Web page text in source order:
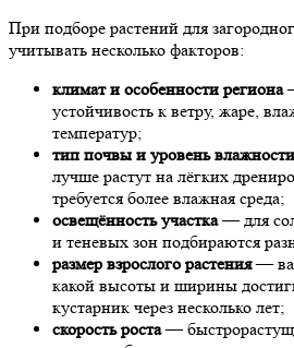
При подборе растений для
учитывать несколько факторов:
климат и особенности региона
устойчивость к ветру, жаре,
температур;
тип почвы и уровень влажности
лучше растут на лёгких
требуется более влажная среда;
освещённость участка— для
и теневых зон подбираются
размер взрослого растения—
какой высоты и ширины
кустарник через несколько лет;
скорость роста—